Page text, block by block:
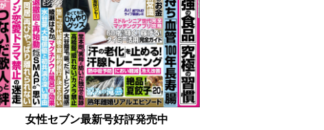
女性セブン最新号好評発売中